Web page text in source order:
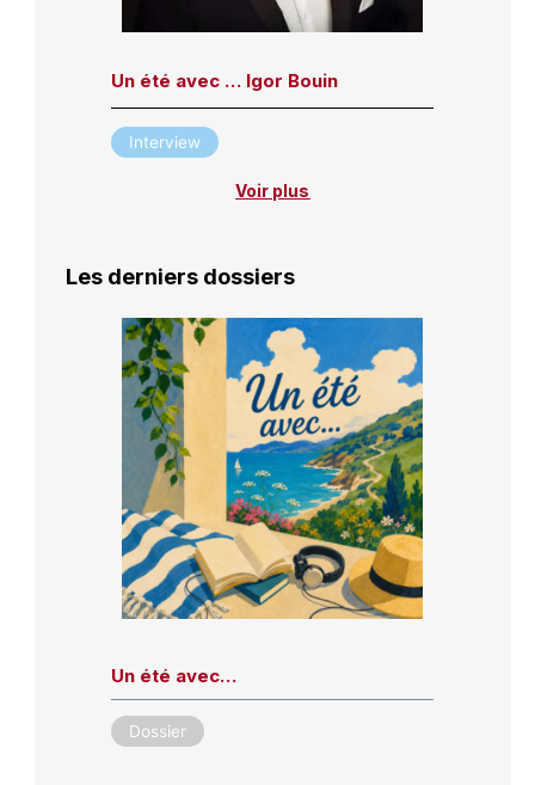
Un été avec … Igor Bouin
Interview
Voir plus
Les derniers dossiers
Un été avec…
Dossier